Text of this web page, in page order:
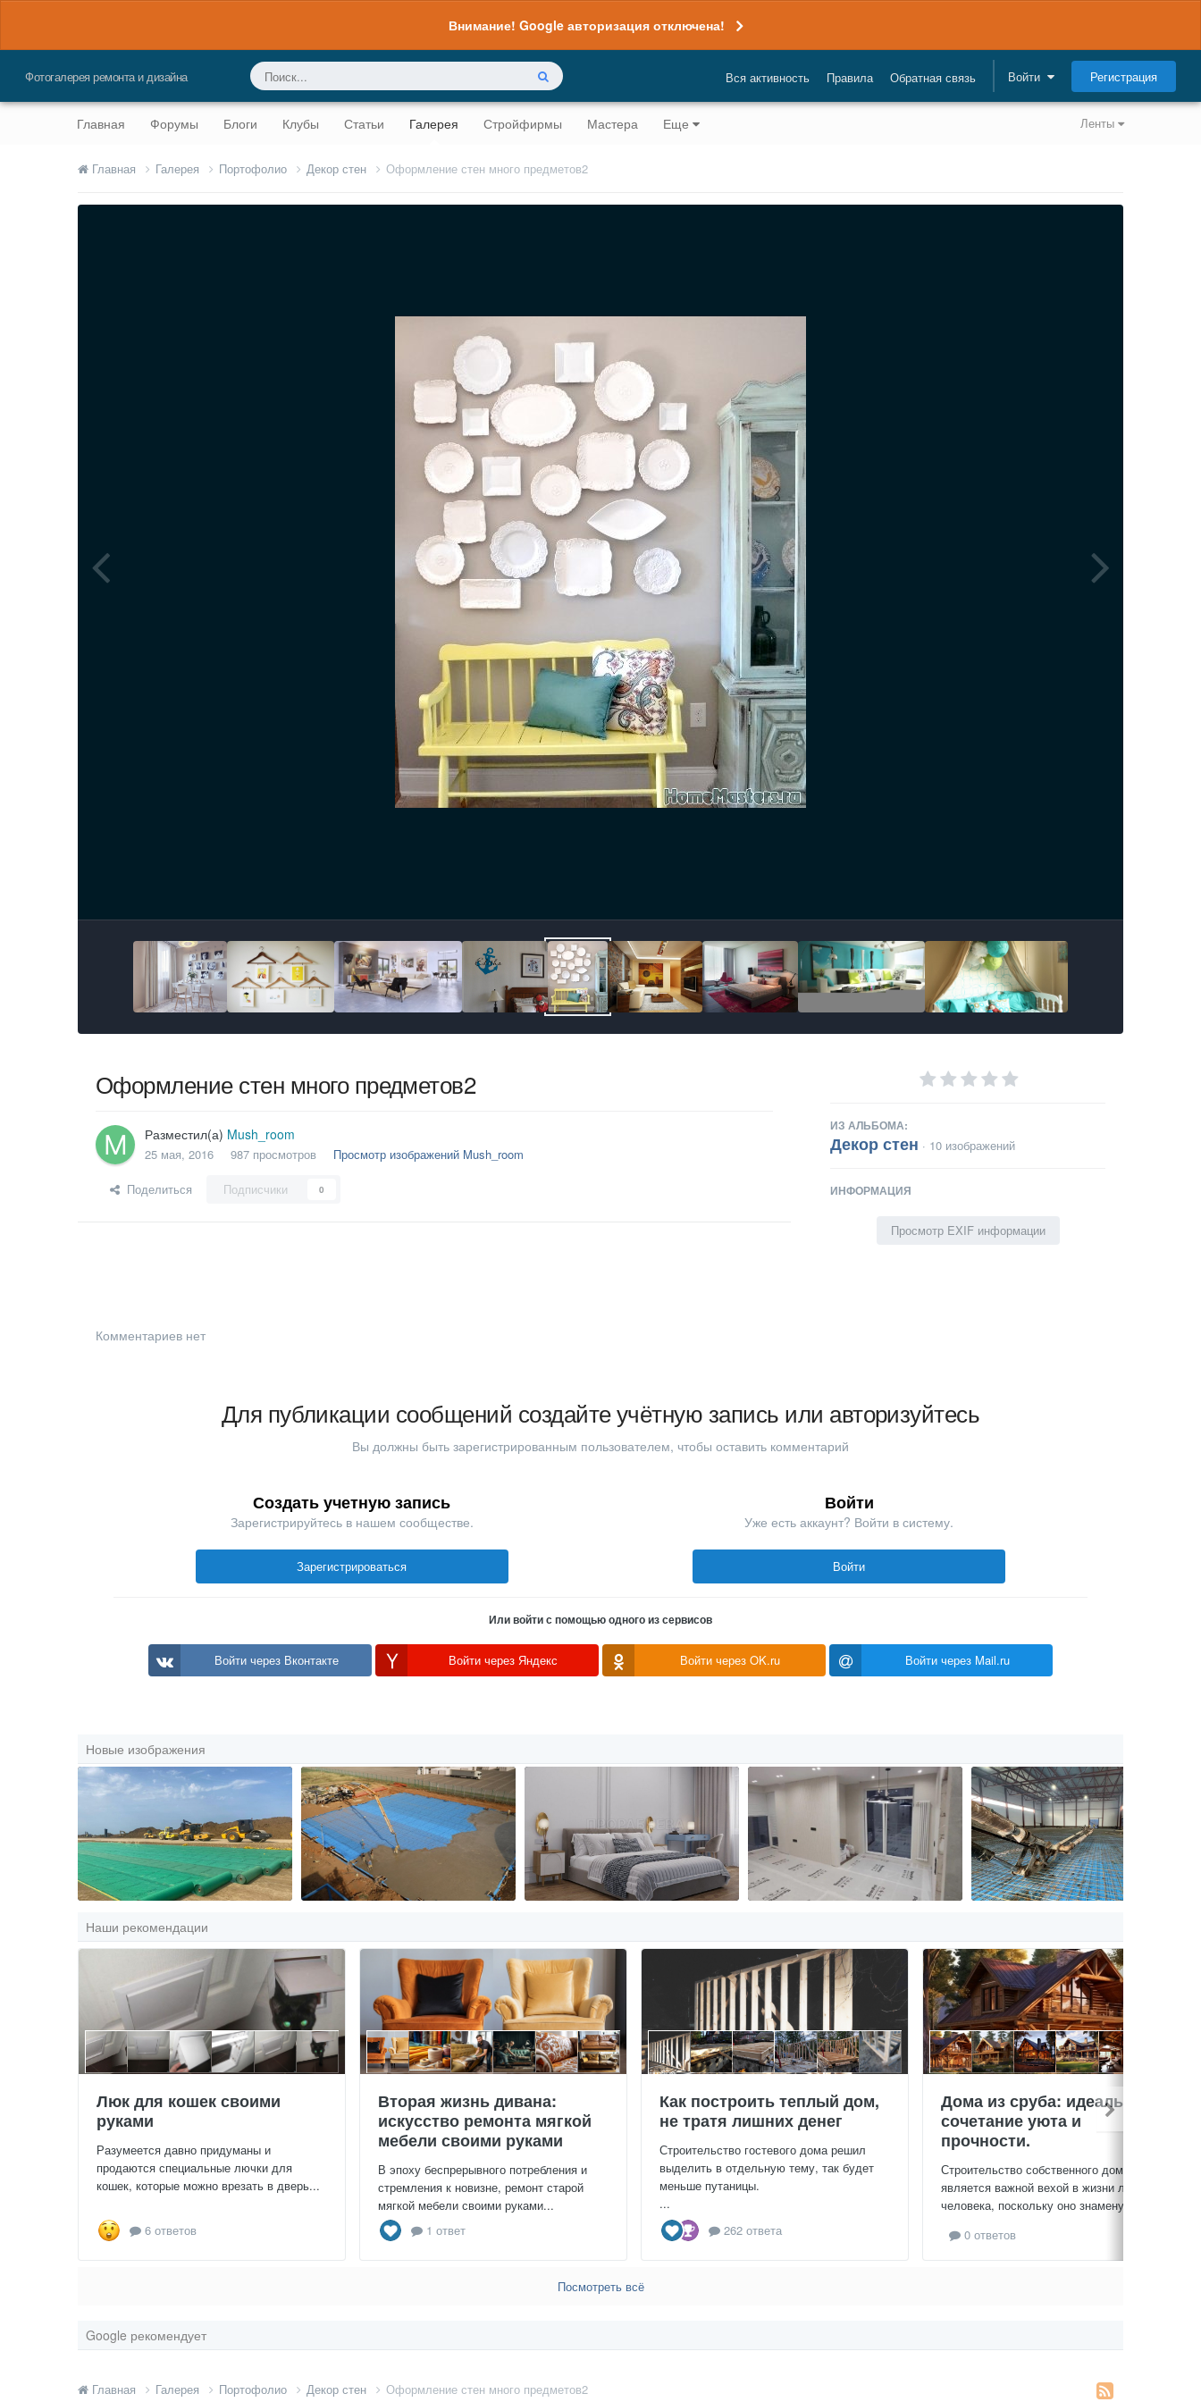
Внимание! Google авторизация отключена!
Фотогалерея ремонта и дизайна Вся активность Правила Обратная связь Войти Регистрация
Ленты
Главная Форумы Блоги Клубы Статьи Галерея Стройфирмы Мастера Еще
Главная Галерея Портофолио Декор стен Оформление стен много предметов2
Оформление стен много предметов2
Разместил(а) Mush_room
25 мая, 2016 987 просмотров Просмотр изображений Mush_room
Поделиться Подписчики 0
ИЗ АЛЬБОМА:
Декор стен · 10 изображений
ИНФОРМАЦИЯ
Просмотр EXIF информации
Комментариев нет
Для публикации сообщений создайте учётную запись или авторизуйтесь
Вы должны быть зарегистрированным пользователем, чтобы оставить комментарий
Создать учетную запись
Зарегистрируйтесь в нашем сообществе.
Зарегистрироваться
Войти
Уже есть аккаунт? Войти в систему.
Войти
Или войти с помощью одного из сервисов
Войти через Вконтакте Войти через Яндекс Войти через OK.ru Войти через Mail.ru
Новые изображения
Наши рекомендации
Люк для кошек своими
руками
Разумеется давно придуманы и
продаются специальные лючки для
кошек, которые можно врезать в дверь...
6 ответов
Вторая жизнь дивана:
искусство ремонта мягкой
мебели своими руками
В эпоху беспрерывного потребления и
стремления к новизне, ремонт старой
мягкой мебели своими руками...
1 ответ
Как построить теплый дом,
не тратя лишних денег
Строительство гостевого дома решил
выделить в отдельную тему, так будет
меньше путаницы.
...
262 ответа
Дома из сруба: идеальное
сочетание уюта и
прочности.
Строительство собственного дома
является важной вехой в жизни любого
человека, поскольку оно знаменует...
0 ответов
Посмотреть всё
Google рекомендует
Главная Галерея Портофолио Декор стен Оформление стен много предметов2